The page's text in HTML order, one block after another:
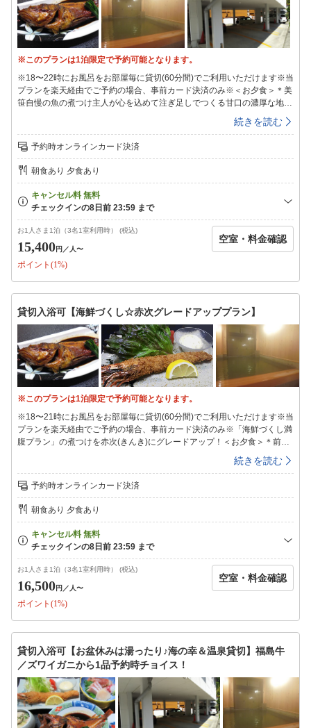
※このプランは1泊限定で予約可能となります。
※18〜22時にお風呂をお部屋毎に貸切(60分間)でご利用いただけます※当
プランを楽天経由でご予約の場合、事前カード決済のみ※＜お夕食＞＊美
笹自慢の魚の煮つけ主人が心を込めて注ぎ足しでつくる甘口の濃厚な地
「THEKINGOF白身」＝赤次（あかじ）＝きんき＝吉次（≠キンメ）脂の
のった赤次との相性は最高です！是非一度、ご賞味ください！＊ボリュー
ムは若干？控えめ？？揚げ物は提供なし(or少量)※赤次が小さくありませ
んので、控えめ？といったところです※ボリューム控えないで！という方
には「海鮮づくし☆赤次グレードアップ」プランがオススメその他お刺
身、前菜、etc…美味しい海の幸に舌鼓☆彡＜温泉＞チェックイン時に貸
切時間をお選び頂きます18〜22時（60分間）※先着順※15〜18時、22
時〜8:30は男女別のご利用となります香りも湯質も柔らかい湯本の硫黄泉
小さいからこその新鮮な源泉100％で疲れがとれます☆☆美笹のお風呂
は…小さめ＆景観はございませんm(__)m＜朝食＞焼魚、納豆、お新香…
昔ながらの旅館の朝ご飯です＜お得なチケット＞フロントにて販売※要予
約（12-15時は旅館組合（湯本駅前）にて販売）ハワイアンズ2day券アク
アマリン割引入場券※エレベーター、エスカレーターはございません※お
ください※18時までにご来館ください（18時を過ぎた場合、貸切入浴は
ご利用いただけません）
続きを読む
予約時オンラインカード決済
朝食あり 夕食あり
お1人さま1泊（3名1室利用時） (税込)
15,400円 ／人〜
ポイント(1%)
空室・料金確認
貸切入浴可【海鮮づくし☆赤次グレードアッププラン】
※このプランは1泊限定で予約可能となります。
※18〜21時にお風呂をお部屋毎に貸切(60分間)でご利用いただけます※当
プランを楽天経由でご予約の場合、事前カード決済のみ※「海鮮づくし満
腹プラン」の煮つけを赤次(きんき)にグレードアップ！＜お夕食＞＊前
菜、お刺身、煮もの、揚げもの…海の幸づくし、お腹いっぱい☆＊好評の
魚の煮つけを、脂ののった赤次(＝きんき＝吉次)でご用意！金目鯛ではご
ざいません＊食べ応え抜群！LittleBigエビフライ♪心のこもったお料理は、
多くのお客様にご好評頂いております＜温泉＞チェックイン時に貸切時間
をお選び頂きます18〜21時（60分間）※先着順※15〜18時、21時〜8:30
は男女別のご利用となります香りも湯質も柔らかい湯本の硫黄泉小さいか
らこその新鮮な源泉100％で疲れがとれます☆☆美笹のお風呂は…小さめ
＆景観はございませんm(__)m＜朝食＞焼魚、納豆、お新香…昔ながらの
旅館の朝ご飯です＜おトクなチケット＞フロントにて販売※要予約（12-
15時は旅館組合（湯本駅前）にて販売）ハワイアンズ2day券アクアマリ
ン割引入場券※エレベーター、エスカレーターはございません※お食事は
1Fお食事処にご用意させていただきます※小学生は通常のお子様向け、幼
児はお子様ランチとなります※布団なし幼児の布団持ち込みはご遠慮くだ
続きを読む
予約時オンラインカード決済
朝食あり 夕食あり
お1人さま1泊（3名1室利用時） (税込)
16,500円 ／人〜
ポイント(1%)
空室・料金確認
貸切入浴可【お盆休みは湯ったり♪海の幸＆温泉貸切】福島牛
／ズワイガニから1品予約時チョイス！